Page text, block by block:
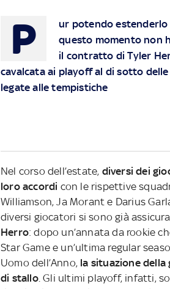
P
ur potendo estenderlo
questo momento non
il contratto di Tyler
cavalcata ai playoff al di sotto
legate alle tempistiche
Nel corso dell’estate, diversi dei
loro accordi con le rispettive
Williamson, Ja Morant e Darius
diversi giocatori si sono già
Herro: dopo un’annata da rookie
Star Game e un’ultima regular
Uomo dell’Anno, la situazione
di stallo. Gli ultimi playoff, infatti,